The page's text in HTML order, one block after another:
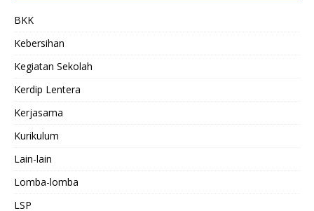
BKK
Kebersihan
Kegiatan Sekolah
Kerdip Lentera
Kerjasama
Kurikulum
Lain-lain
Lomba-lomba
LSP